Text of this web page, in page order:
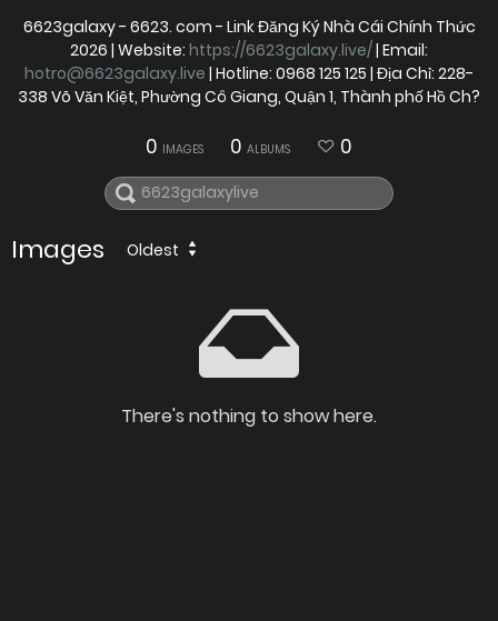
6623galaxy - 6623. com - Link Đăng Ký Nhà Cái Chính Thức
2026 | Website: https://6623galaxy.live/| Email:
hotro@6623galaxy.live | Hotline: 0968 125 125 | Địa Chỉ: 228-
338 Võ Văn Kiệt, Phường Cô Giang, Quận 1, Thành phố Hồ Ch?
0 IMAGES 0 ALBUMS 0
Images Oldest
There's nothing to show here.